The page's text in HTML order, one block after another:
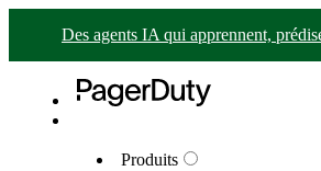
Des agents IA qui apprennent,
Produits